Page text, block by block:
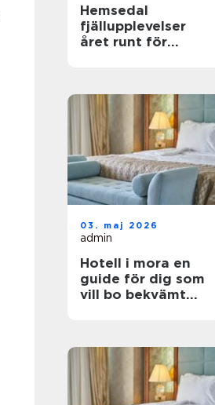
Hemsedal
fjällupplevelser
året runt för
03. maj 2026
admin
Hotell i mora en
guide för dig som
vill bo bekvämt